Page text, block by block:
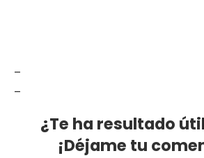
–
–
¿Te ha resultado
¡Déjame tu